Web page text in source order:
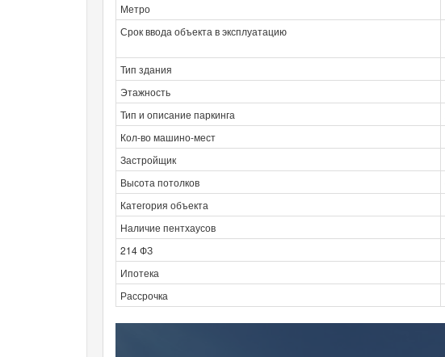
Метро
Срок ввода объекта в эксплуатацию
Тип здания
Этажность
Тип и описание паркинга
Кол-во машино-мест
Застройщик
Высота потолков
Категория объекта
Наличие пентхаусов
214 ФЗ
Ипотека
Рассрочка